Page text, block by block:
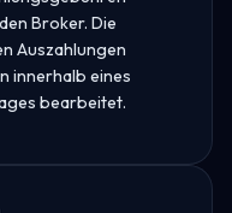
Broker. Die
Auszahlungen
innerhalb eines
bearbeitet.